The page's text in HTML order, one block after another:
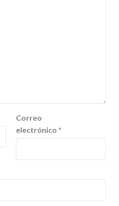
Correo
electrónico *